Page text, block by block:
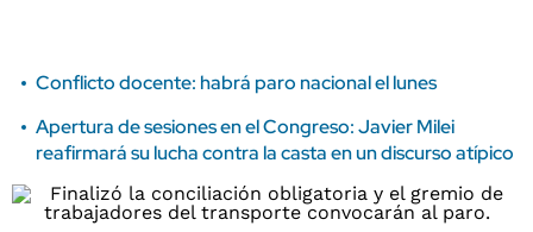
Conflicto docente: habrá paro nacional el lunes
Apertura de sesiones en el Congreso: Javier Milei
reafirmará su lucha contra la casta en un discurso atípico